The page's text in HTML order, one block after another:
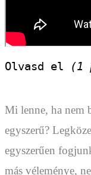
Olvasd el (1
Mi lenne, ha nem
egyszerű?
egyszerűen
más véleménye,